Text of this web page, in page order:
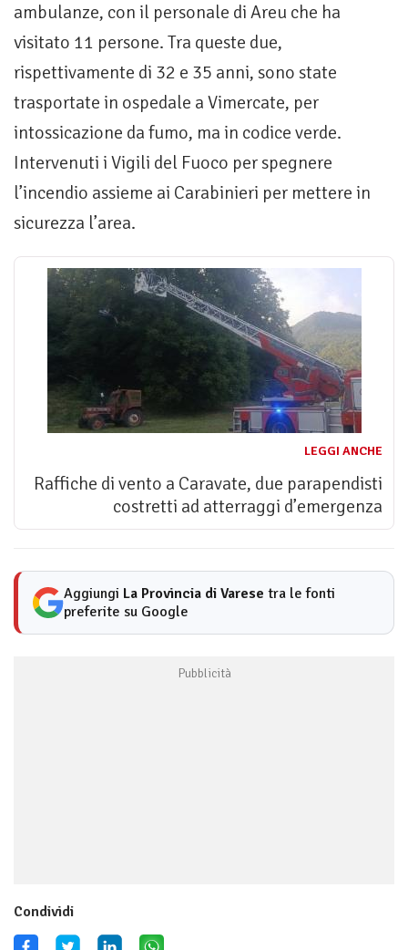
ambulanze, con il personale di Areu che ha
visitato 11 persone. Tra queste due,
rispettivamente di 32 e 35 anni, sono state
trasportate in ospedale a Vimercate, per
intossicazione da fumo, ma in codice verde.
Intervenuti i Vigili del Fuoco per spegnere
l’incendio assieme ai Carabinieri per mettere in
sicurezza l’area.
LEGGI ANCHE
Raffiche di vento a Caravate, due parapendisti
costretti ad atterraggi d’emergenza
Aggiungi La Provincia di Varese tra le fonti
preferite su Google
Condividi